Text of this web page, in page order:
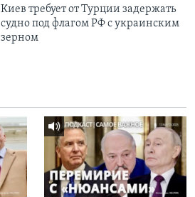
Киев требует от Турции задержать
судно под флагом РФ c украинским
зерном